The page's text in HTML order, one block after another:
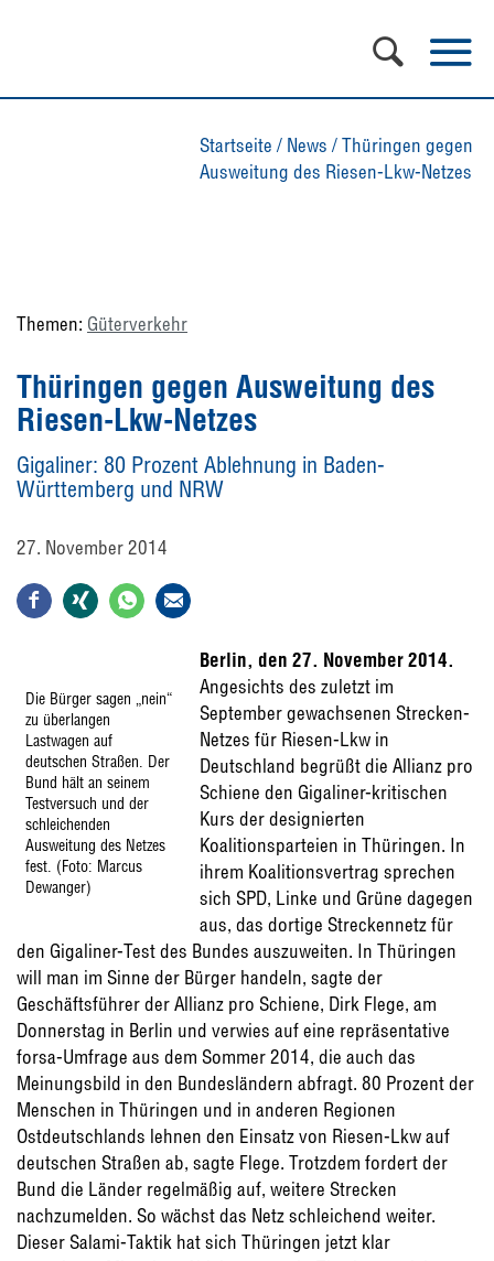
Startseite / News /Thüringen gegen
Ausweitung des Riesen-Lkw-Netzes
Themen: Güterverkehr
Thüringen gegen Ausweitung des
Riesen-Lkw-Netzes
Gigaliner: 80 Prozent Ablehnung in Baden-
Württemberg und NRW
27. November 2014
Die Bürger sagen „nein“
zu überlangen
Lastwagen auf
deutschen Straßen. Der
Bund hält an seinem
Testversuch und der
schleichenden
Ausweitung des Netzes
fest. (Foto: Marcus
Dewanger)
Berlin, den 27. November 2014.
Angesichts des zuletzt im
September gewachsenen Strecken-
Netzes für Riesen-Lkw in
Deutschland begrüßt die Allianz pro
Schiene den Gigaliner-kritischen
Kurs der designierten
Koalitionsparteien in Thüringen. In
ihrem Koalitionsvertrag sprechen
sich SPD, Linke und Grüne dagegen
aus, das dortige Streckennetz für
den Gigaliner-Test des Bundes auszuweiten. In Thüringen
will man im Sinne der Bürger handeln, sagte der
Geschäftsführer der Allianz pro Schiene, Dirk Flege, am
Donnerstag in Berlin und verwies auf eine repräsentative
forsa-Umfrage aus dem Sommer 2014, die auch das
Meinungsbild in den Bundesländern abfragt. 80 Prozent der
Menschen in Thüringen und in anderen Regionen
Ostdeutschlands lehnen den Einsatz von Riesen-Lkw auf
deutschen Straßen ab, sagte Flege. Trotzdem fordert der
Bund die Länder regelmäßig auf, weitere Strecken
nachzumelden. So wächst das Netz schleichend weiter.
Dieser Salami-Taktik hat sich Thüringen jetzt klar